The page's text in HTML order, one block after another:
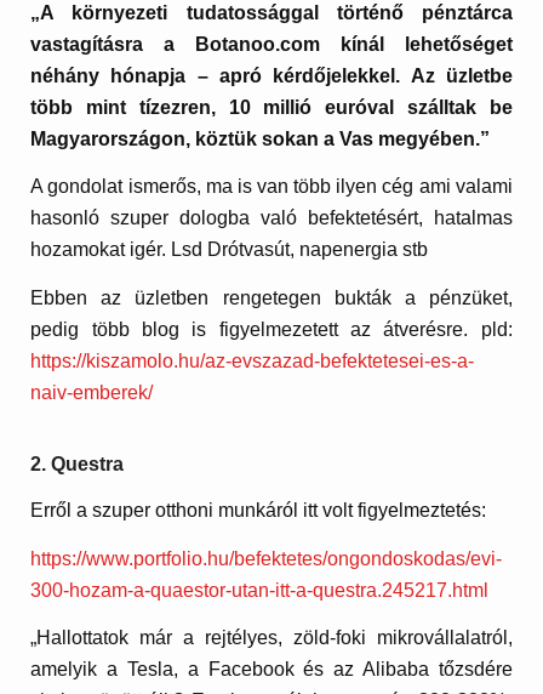
„A környezeti tudatossággal történő pénztárca
vastagításra a Botanoo.com kínál lehetőséget
néhány hónapja – apró kérdőjelekkel. Az üzletbe
több mint tízezren, 10 millió euróval szálltak be
Magyarországon, köztük sokan a Vas megyében.”
A gondolat ismerős, ma is van több ilyen cég ami valami
hasonló szuper dologba való befektetésért, hatalmas
hozamokat igér. Lsd Drótvasút, napenergia stb
Ebben az üzletben rengetegen bukták a pénzüket,
pedig több blog is figyelmezetett az átverésre. pld:
https://kiszamolo.hu/az-evszazad-befektetesei-es-a-
naiv-emberek/
2. Questra
Erről a szuper otthoni munkáról itt volt figyelmeztetés:
https://www.portfolio.hu/befektetes/ongondoskodas/evi-
300-hozam-a-quaestor-utan-itt-a-questra.245217.html
„Hallottatok már a rejtélyes, zöld-foki mikrovállalatról,
amelyik a Tesla, a Facebook és az Alibaba tőzsdére